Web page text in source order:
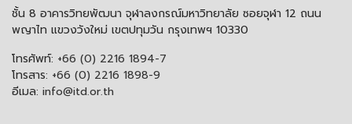
ชั้น 8 อาคารวิทยพัฒนา จุฬาลงกรณ์มหาวิทยาลัย ซอยจุฬา 12 ถนน
พญาไท แขวงวังใหม่ เขตปทุมวัน กรุงเทพฯ 10330
โทรศัพท์: +66 (0) 2216 1894-7
โทรสาร: +66 (0) 2216 1898-9
อีเมล: info@itd.or.th